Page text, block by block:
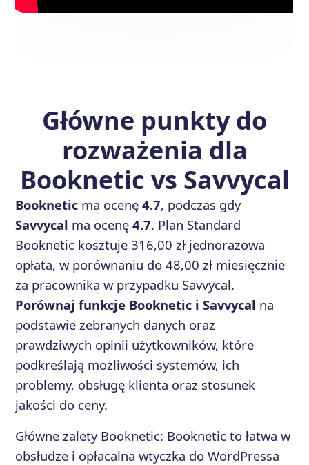
Główne punkty do
rozważenia dla
Booknetic vs Savvycal
Booknetic ma ocenę4.7, podczas gdy
Savvycal ma ocenę4.7. Plan Standard
Booknetic kosztuje 316,00 zł jednorazowa
opłata, w porównaniu do 48,00 zł miesięcznie
za pracownika w przypadku Savvycal.
Porównaj funkcje Booknetic i Savvycal na
podstawie zebranych danych oraz
prawdziwych opinii użytkowników, które
podkreślają możliwości systemów, ich
problemy, obsługę klienta oraz stosunek
jakości do ceny.
Główne zalety Booknetic: Booknetic to łatwa w
obsłudze i opłacalna wtyczka do WordPressa